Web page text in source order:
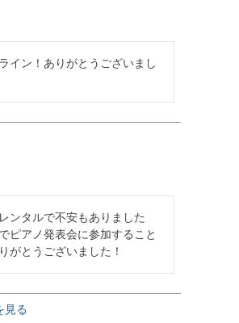
イン！ありがとうございまし
ンタルで不安もありました
ピアノ発表会に参加すること
がとうございました！
見る